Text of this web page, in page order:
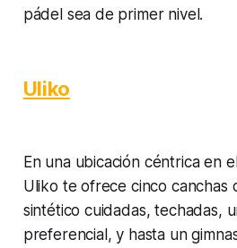
pádel sea de primer nivel.
Uliko
En una ubicación céntrica en
Uliko te ofrece cinco canchas
sintético cuidadas, techadas,
preferencial, y hasta un